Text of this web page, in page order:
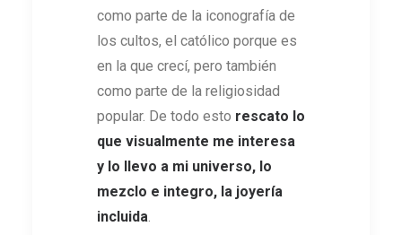
como parte de la iconografía de
los cultos, el católico porque es
en la que crecí, pero también
como parte de la religiosidad
popular. De todo esto rescato lo
que visualmente me interesa
y lo llevo a mi universo, lo
mezclo e integro, la joyería
incluida